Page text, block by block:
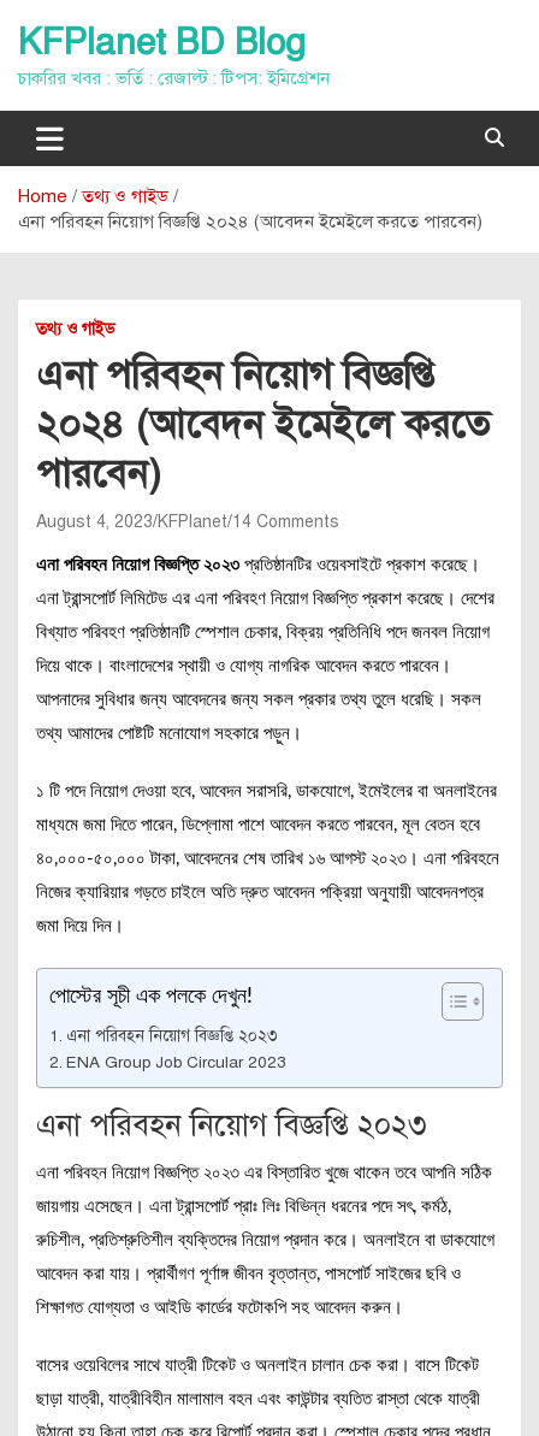
content
KFPlanet BD Blog
চাকরির খবর : ভর্তি : রেজাল্ট : টিপস: ইমিগ্রেশন
Home
তথ্য ও গাইড
এনা পরিবহন নিয়োগ বিজ্ঞপ্তি ২০২৪ (আবেদন ইমেইলে করতে পারবেন)
তথ্য ও গাইড
এনা পরিবহন নিয়োগ বিজ্ঞপ্তি
২০২৪ (আবেদন ইমেইলে করতে
পারবেন)
August 4, 2023 KFPlanet 14 Comments
এনা পরিবহন নিয়োগ বিজ্ঞপ্তি ২০২৩ প্রতিষ্ঠানটির ওয়েবসাইটে প্রকাশ করেছে।
এনা ট্রান্সপোর্ট লিমিটেড এর এনা পরিবহণ নিয়োগ বিজ্ঞপ্তি প্রকাশ করেছে। দেশের
বিখ্যাত পরিবহণ প্রতিষ্ঠানটি স্পেশাল চেকার, বিক্রয় প্রতিনিধি পদে জনবল নিয়োগ
দিয়ে থাকে। বাংলাদেশের স্থায়ী ও যোগ্য নাগরিক আবেদন করতে পারবেন।
আপনাদের সুবিধার জন্য আবেদনের জন্য সকল প্রকার তথ্য তুলে ধরেছি। সকল
তথ্য আমাদের পোষ্টটি মনোযোগ সহকারে পড়ুন।
১ টি পদে নিয়োগ দেওয়া হবে, আবেদন সরাসরি, ডাকযোগে, ইমেইলের বা অনলাইনের
মাধ্যমে জমা দিতে পারেন, ডিপ্লোমা পাশে আবেদন করতে পারবেন, মূল বেতন হবে
৪০,০০০-৫০,০০০ টাকা, আবেদনের শেষ তারিখ ১৬ আগস্ট ২০২৩। এনা পরিবহনে
নিজের ক্যারিয়ার গড়তে চাইলে অতি দ্রুত আবেদন পক্রিয়া অনুযায়ী আবেদনপত্র
জমা দিয়ে দিন।
পোস্টের সূচী এক পলকে দেখুন!
এনা পরিবহন নিয়োগ বিজ্ঞপ্তি ২০২৩
ENA Group Job Circular 2023
এনা পরিবহন নিয়োগ বিজ্ঞপ্তি ২০২৩
এনা পরিবহন নিয়োগ বিজ্ঞপ্তি ২০২৩ এর বিস্তারিত খুজে থাকেন তবে আপনি সঠিক
জায়গায় এসেছেন। এনা ট্রান্সপোর্ট প্রাঃ লিঃ বিভিন্ন ধরনের পদে সৎ, কর্মঠ,
রুচিশীল, প্রতিশ্রুতিশীল ব্যক্তিদের নিয়োগ প্রদান করে। অনলাইনে বা ডাকযোগে
আবেদন করা যায়। প্রার্থীগণ পূর্ণাঙ্গ জীবন বৃত্তান্ত, পাসপোর্ট সাইজের ছবি ও
শিক্ষাগত যোগ্যতা ও আইডি কার্ডের ফটোকপি সহ আবেদন করুন।
বাসের ওয়েবিলের সাথে যাত্রী টিকেট ও অনলাইন চালান চেক করা। বাসে টিকেট
ছাড়া যাত্রী, যাত্রীবিহীন মালামাল বহন এবং কাউন্টার ব্যতিত রাস্তা থেকে যাত্রী